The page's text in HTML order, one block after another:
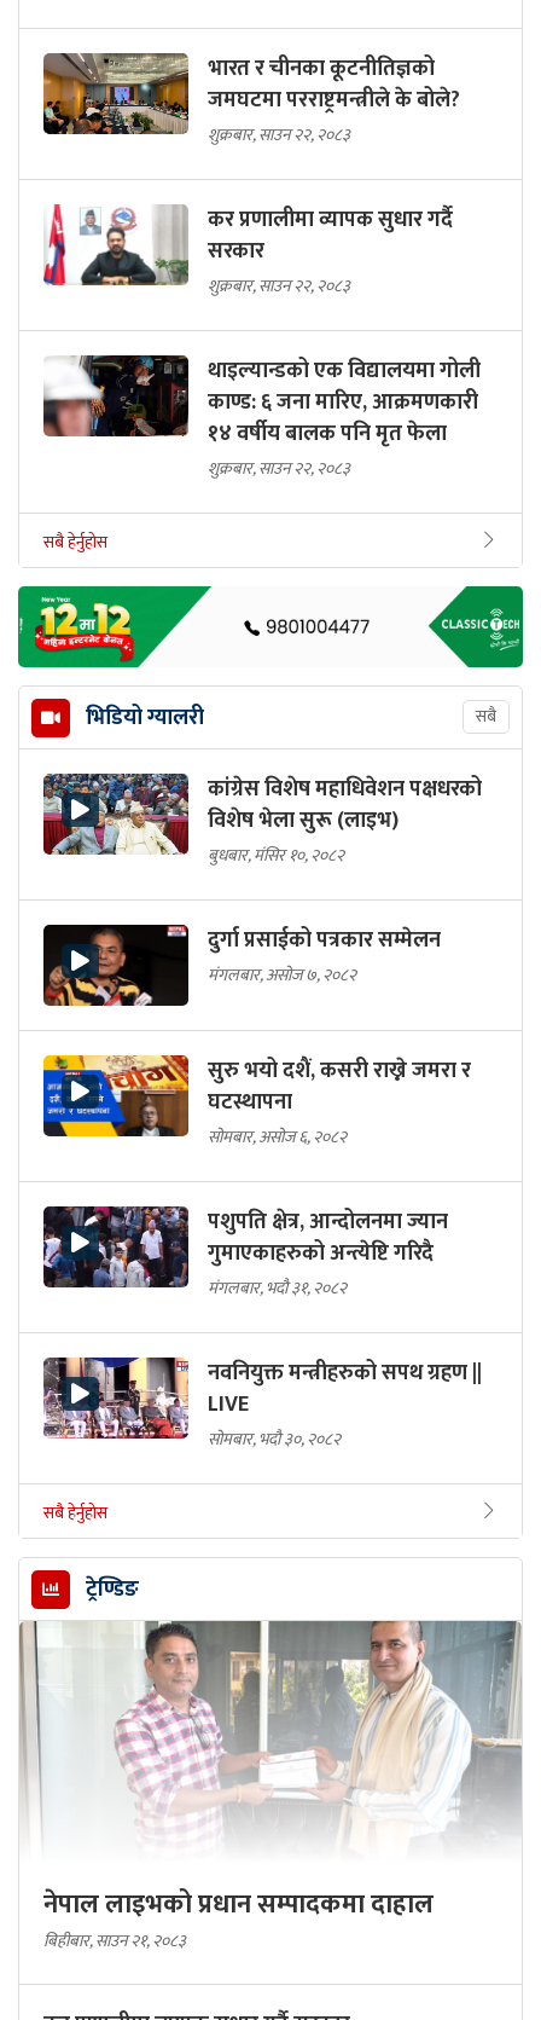
भारत र चीनका कूटनीतिज्ञको
जमघटमा परराष्ट्रमन्त्रीले के बोले?
शुक्रबार, साउन २२, २०८३
कर प्रणालीमा व्यापक सुधार गर्दै
सरकार
शुक्रबार, साउन २२, २०८३
थाइल्यान्डको एक विद्यालयमा गोली
काण्ड: ६ जना मारिए, आक्रमणकारी
१४ वर्षीय बालक पनि मृत फेला
शुक्रबार, साउन २२, २०८३
सबै हेर्नुहोस
भिडियो ग्यालरी सबै
कांग्रेस विशेष महाधिवेशन पक्षधरको
विशेष भेला सुरू (लाइभ)
बुधबार, मंसिर १०, २०८२
दुर्गा प्रसाईको पत्रकार सम्मेलन
मंगलबार, असोज ७, २०८२
सुरु भयो दशैं, कसरी राख्ने जमरा र
घटस्थापना
सोमबार, असोज ६, २०८२
पशुपति क्षेत्र, आन्दोलनमा ज्यान
गुमाएकाहरुको अन्त्येष्टि गरिदै
मंगलबार, भदौ ३१, २०८२
नवनियुक्त मन्त्रीहरुको सपथ ग्रहण ||
LIVE
सोमबार, भदौ ३०, २०८२
सबै हेर्नुहोस
ट्रेण्डिङ
नेपाल लाइभको प्रधान सम्पादकमा दाहाल
बिहीबार, साउन २१, २०८३